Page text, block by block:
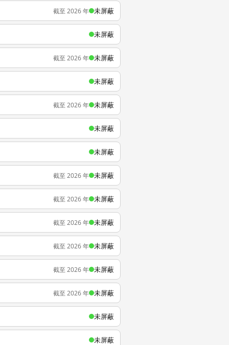
截至 2026 年 未屏蔽
未屏蔽
截至 2026 年 未屏蔽
未屏蔽
截至 2026 年 未屏蔽
未屏蔽
未屏蔽
截至 2026 年 未屏蔽
截至 2026 年 未屏蔽
截至 2026 年 未屏蔽
截至 2026 年 未屏蔽
截至 2026 年 未屏蔽
截至 2026 年 未屏蔽
未屏蔽
未屏蔽